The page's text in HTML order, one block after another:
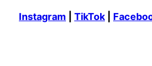
Instagram TikTok|